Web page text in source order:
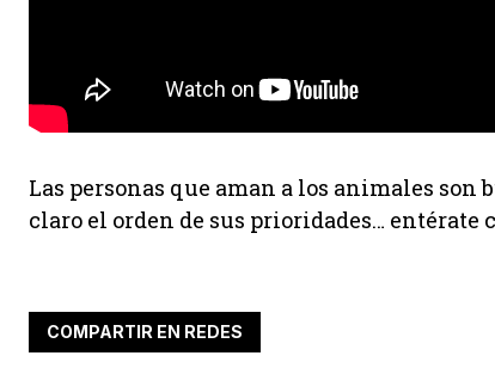
Las personas que aman a los animales
claro el orden de sus prioridades… entérate
COMPARTIR EN REDES